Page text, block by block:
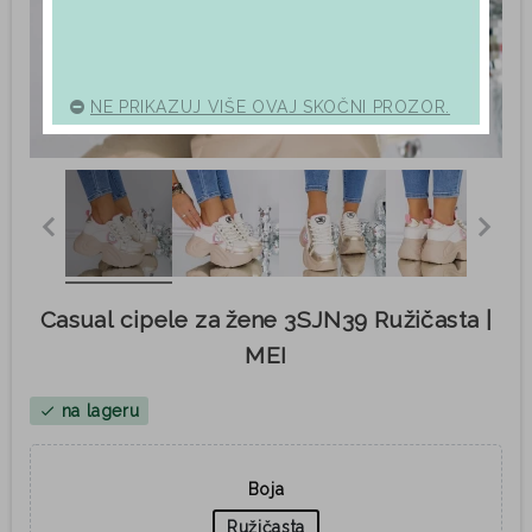
Casual cipele za žene 3SJN39 Ružičasta |
MEI
check na lageru
Boja
Ružičasta
NE PRIKAZUJ VIŠE OVAJ SKOČNI PROZOR.